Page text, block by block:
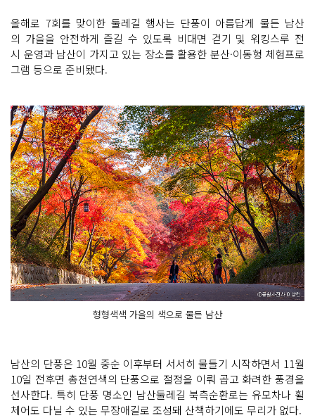
올해로 7회를 맞이한 둘레길 행사는 단풍이 아름답게 물든 남산
의 가을을 안전하게 즐길 수 있도록 비대면 걷기 및 워킹스루 전
시 운영과 남산이 가지고 있는 장소를 활용한 분산·이동형 체험프로
그램 등으로 준비됐다.
형형색색 가을의 색으로 물든 남산
남산의 단풍은 10월 중순 이후부터 서서히 물들기 시작하면서 11월
10일 전후면 총천연색의 단풍으로 절정을 이뤄 곱고 화려한 풍경을
선사한다. 특히 단풍 명소인 남산둘레길 북측순환로는 유모차나 휠
체어도 다닐 수 있는 무장애길로 조성돼 산책하기에도 무리가 없다.